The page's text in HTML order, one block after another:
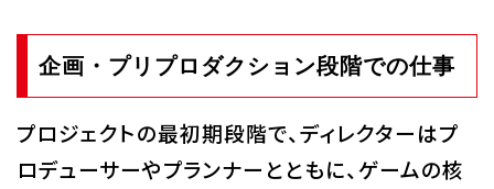
企画・プリプロダクション段階での仕事
プロジェクトの最初期段階で、ディレクターはプ
ロデューサーやプランナーとともに、ゲームの核